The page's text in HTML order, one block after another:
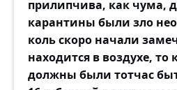
прилипчива, как чума,
карантины были зло
коль скоро начали
находится в воздухе, то
должны были тотчас